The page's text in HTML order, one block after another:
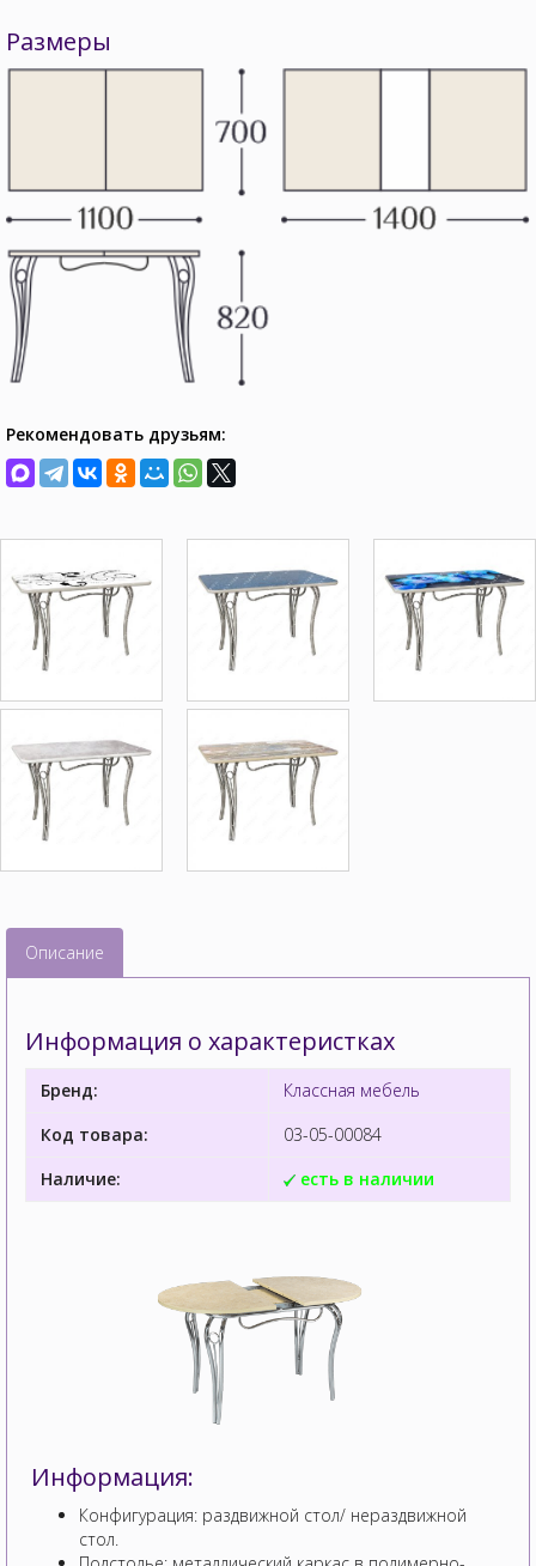
Размеры
Рекомендовать друзьям:
Описание
Информация о характеристках
Бренд:
Классная мебель
Код товара:
03-05-00084
Наличие:
есть в наличии
Информация:
Конфигурация: раздвижной стол/ нераздвижной
стол.